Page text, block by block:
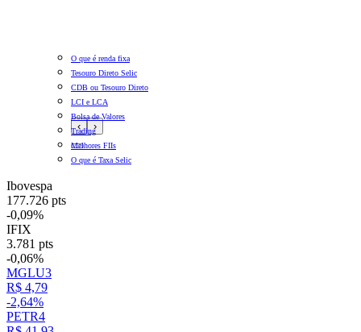
‹ ›
O que é renda fixa
Tesouro Direto Selic
CDB ou Tesouro Direto
LCI e LCA
Bolsa de Valores
Trading
Melhores FIIs
O que é Taxa Selic
Ibovespa
177.726 pts
-0,09%
IFIX
3.781 pts
-0,06%
MGLU3
R$ 4,79
-2,64%
PETR4